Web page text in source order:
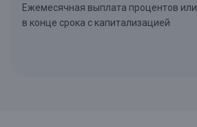
Ежемесячная выплата процентов или
в конце срока с капитализацией